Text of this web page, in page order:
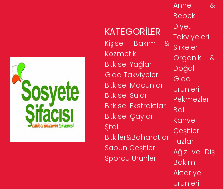
KATEGORİLER
Kişisel Bakım &
Kozmetik
Bitkisel Yağlar
Gıda Takviyeleri
Bitkisel Macunlar
Bitkisel Sular
Bitkisel Ekstraktlar
Bitkisel Çaylar
Şifalı
Bitkiler&Baharatlar
Sabun Çeşitleri
Sporcu Ürünleri
Anne &
Bebek
Diyet
Takviyeleri
Sirkeler
Organik &
Doğal
Gıda
Ürünleri
Pekmezler
Bal
Kahve
Çeşitleri
Tuzlar
Ağız ve Diş
Bakımı
Aktariye
Ürünleri